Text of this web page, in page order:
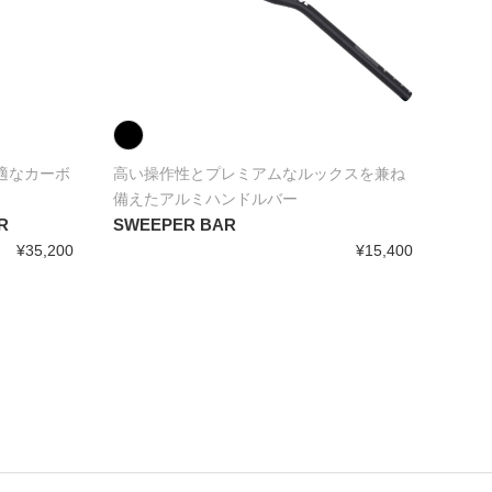
なカーボ
¥35,200
高い操作性とプレミアムなルックスを兼ね
備えたアルミハンドルバー
SWEEPER BAR
¥15,400